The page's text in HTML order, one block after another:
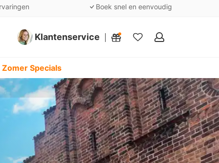
Boek snel en eenvoudig
Klantenservice
Mijn
Specials